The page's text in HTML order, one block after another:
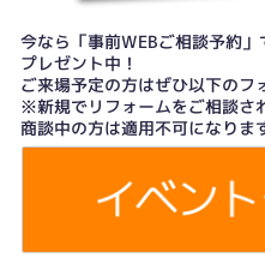
今なら「事前WEBご相談予約
プレゼント中！
ご来場予定の方はぜひ以下のフ
※新規でリフォームをご相談さ
商談中の方は適用不可になりま